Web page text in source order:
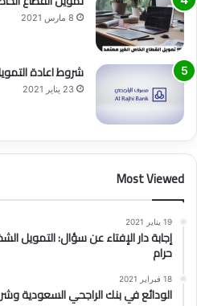
8 مارس 2021
شروط اعادة
23 يناير 2021
Most Viewed
19 يناير 2021
إجابة دار الإفتاء عن سؤال: التمويل
حرام
18 فبراير 2021
الودائع في بنك الراجحي السعودية